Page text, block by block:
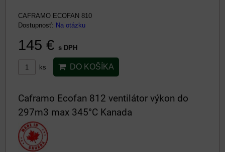
CAFRAMO ECOFAN 810
Dostupnosť: Na otázku
145 € s DPH
ks DO KOŠÍKA
Caframo Ecofan 812 ventilátor výkon do
297m3 max 345°C Kanada